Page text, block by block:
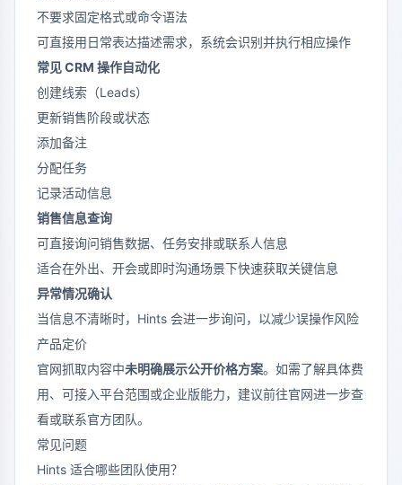
不要求固定格式或命令语法
可直接用日常表达描述需求，系统会识别并执行相应操作
常见 CRM 操作自动化
创建线索（Leads）
更新销售阶段或状态
添加备注
分配任务
记录活动信息
销售信息查询
可直接询问销售数据、任务安排或联系人信息
适合在外出、开会或即时沟通场景下快速获取关键信息
异常情况确认
当信息不清晰时，Hints 会进一步询问，以减少误操作风险
产品定价
官网抓取内容中未明确展示公开价格方案。如需了解具体费
用、可接入平台范围或企业版能力，建议前往官网进一步查
看或联系官方团队。
常见问题
Hints 适合哪些团队使用？